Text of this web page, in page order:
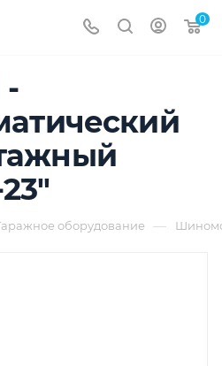
0
-
оборудование —